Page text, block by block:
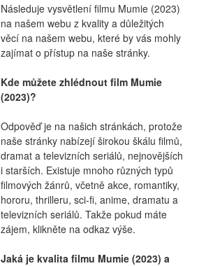
Následuje vysvětlení filmu Mumie (2023)
na našem webu z kvality a důležitých
věcí na našem webu, které by vás mohly
zajímat o přístup na naše stránky.
Kde můžete zhlédnout film Mumie
(2023)?
Odpověď je na našich stránkách, protože
naše stránky nabízejí širokou škálu filmů,
dramat a televizních seriálů, nejnovějších
i starších. Existuje mnoho různých typů
filmových žánrů, včetně akce, romantiky,
hororu, thrilleru, sci-fi, anime, dramatu a
televizních seriálů. Takže pokud máte
zájem, klikněte na odkaz výše.
Jaká je kvalita filmu Mumie (2023) a